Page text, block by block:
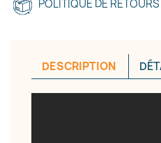
POLITIQUE DE RETOURS
DESCRIPTION